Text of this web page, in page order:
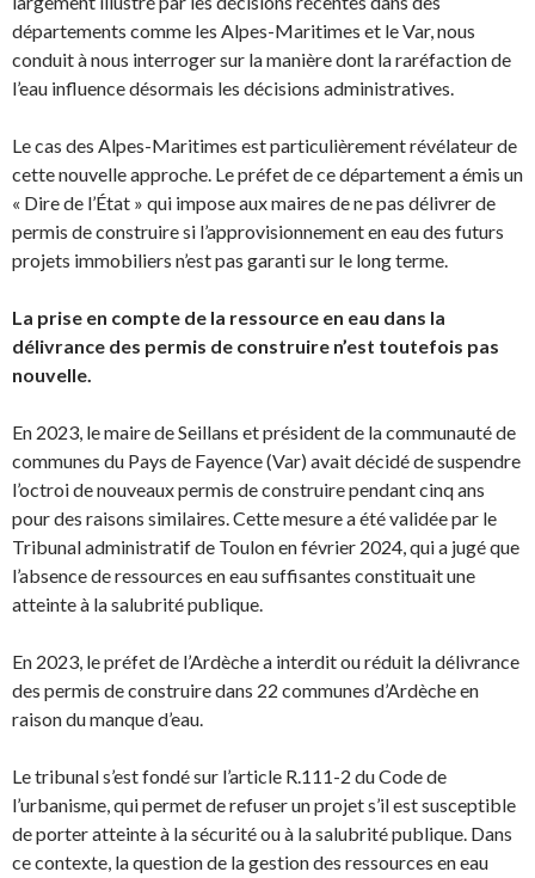
départements comme les Alpes-Maritimes et le Var, nous
conduit à nous interroger sur la manière dont la raréfaction de
l’eau influence désormais les décisions administratives.
Le cas des Alpes-Maritimes est particulièrement révélateur de
cette nouvelle approche. Le préfet de ce département a émis un
« Dire de l’État » qui impose aux maires de ne pas délivrer de
permis de construire si l’approvisionnement en eau des futurs
projets immobiliers n’est pas garanti sur le long terme.
La prise en compte de la ressource en eau dans la
délivrance des permis de construire n’est toutefois pas
nouvelle.
En 2023, le maire de Seillans et président de la communauté de
communes du Pays de Fayence (Var) avait décidé de suspendre
l’octroi de nouveaux permis de construire pendant cinq ans
pour des raisons similaires. Cette mesure a été validée par le
Tribunal administratif de Toulon en février 2024, qui a jugé que
l’absence de ressources en eau suffisantes constituait une
atteinte à la salubrité publique.
En 2023, le préfet de l’Ardèche a interdit ou réduit la délivrance
des permis de construire dans 22 communes d’Ardèche en
raison du manque d’eau.
Le tribunal s’est fondé sur l’article R.111-2 du Code de
l’urbanisme, qui permet de refuser un projet s’il est susceptible
de porter atteinte à la sécurité ou à la salubrité publique. Dans
ce contexte, la question de la gestion des ressources en eau